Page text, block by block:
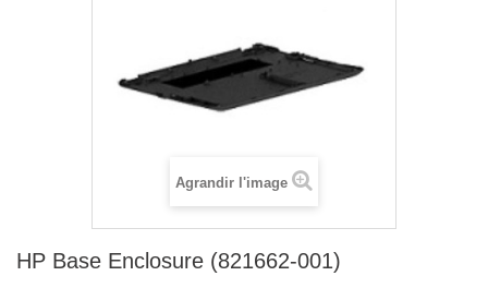
Agrandir l'image
HP Base Enclosure (821662-001)